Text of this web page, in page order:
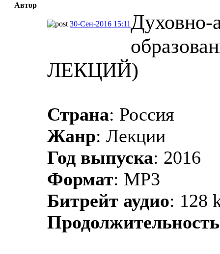
Автор
30-Сен-2016 15:11Духовно-
ЛЕКЦИЙ)
Страна: Россия
Жанр: Лекции
Год выпуска: 2016
Формат: MP3
Битрейт аудио: 128
Продолжительность